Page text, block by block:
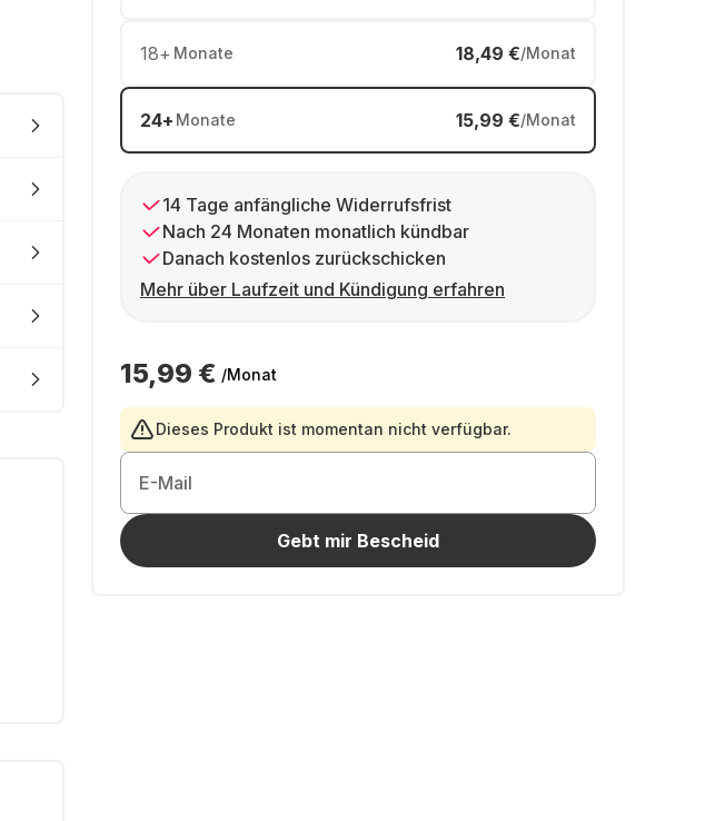
18+ Monate 18,49 €/Monat
24+ Monate 15,99 €/Monat
14 Tage anfängliche Widerrufsfrist
Nach 24 Monaten monatlich kündbar
Danach kostenlos zurückschicken
Mehr über Laufzeit und Kündigung erfahren
15,99 € /Monat
Dieses Produkt ist momentan nicht verfügbar.
E-Mail
Gebt mir Bescheid